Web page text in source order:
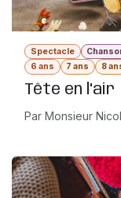
Spectacle
6 ans
7 ans 8
Tête en l'air
Par Monsieur